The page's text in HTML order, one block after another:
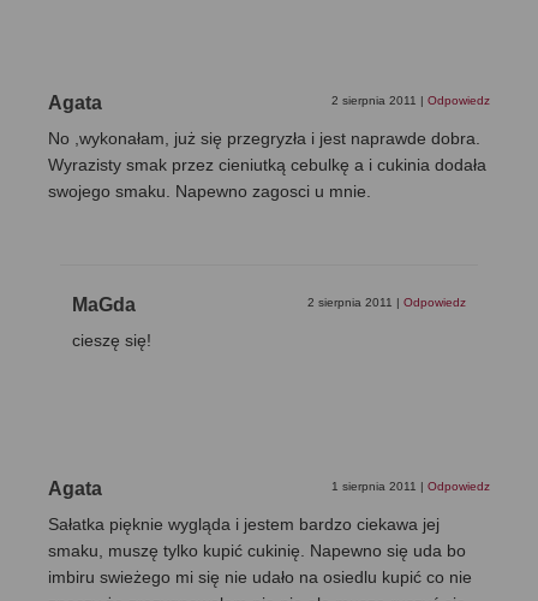
Agata 2 sierpnia 2011 Odpowiedz
No ,wykonałam, już się przegryzła i jest naprawde dobra.
Wyrazisty smak przez cieniutką cebulkę a i cukinia dodała
swojego smaku. Napewno zagosci u mnie.
MaGda 2 sierpnia 2011 Odpowiedz
cieszę się!
Agata 1 sierpnia 2011 Odpowiedz
Sałatka pięknie wygląda i jestem bardzo ciekawa jej
smaku, muszę tylko kupić cukinię. Napewno się uda bo
imbiru swieżego mi się nie udało na osiedlu kupić co nie